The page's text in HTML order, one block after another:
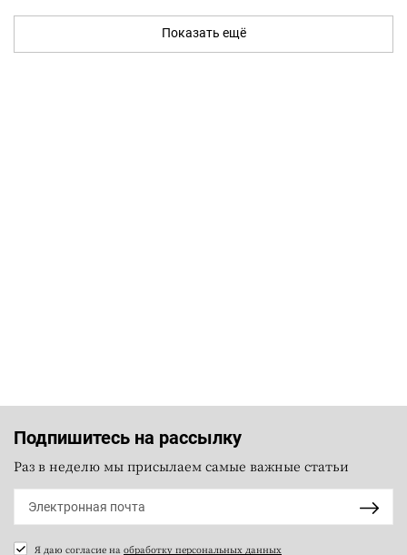
Показать ещё
Подпишитесь на рассылку
Раз в неделю мы присылаем самые важные статьи
Я даю согласие на обработку персональных данных